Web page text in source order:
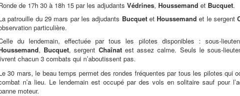
de 17h 30 à 18h 15 par les adjudants Védrines, Houssemand et Bucquet.
patrouille du 29 mars par les adjudants BucquetetHoussemand et le sergent
particulière.
du lendemain, effectuée par tous les pilotes disponibles : sous-
, Bucquet, sergent Chaînatest assez calme. Seuls le sous-
chacun 3 combats qui n’aboutissent pas.
30 mars, le beau temps permet des rondes fréquentes par tous les pilotes qui
n’a lieu. Le lendemain est occupé par des vols en solitaire sauf pour
moteur.